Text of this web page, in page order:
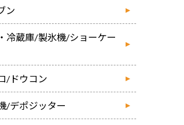
ン
冷蔵庫/製氷機/ショーケー
/ドウコン
/デポジッター